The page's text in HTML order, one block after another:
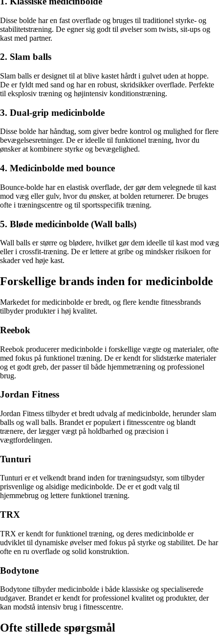
Disse bolde har en fast overflade og bruges til traditionel styrke- og
stabilitetstræning. De egner sig godt til øvelser som twists, sit-ups og
kast med partner.
2. Slam balls
Slam balls er designet til at blive kastet hårdt i gulvet uden at hoppe.
De er fyldt med sand og har en robust, skridsikker overflade. Perfekte
til eksplosiv træning og højintensiv konditionstræning.
3. Dual-grip medicinbolde
Disse bolde har håndtag, som giver bedre kontrol og mulighed for flere
bevægelsesretninger. De er ideelle til funktionel træning, hvor du
ønsker at kombinere styrke og bevægelighed.
4. Medicinbolde med bounce
Bounce-bolde har en elastisk overflade, der gør dem velegnede til kast
mod væg eller gulv, hvor du ønsker, at bolden returnerer. De bruges
ofte i træningscentre og til sportsspecifik træning.
5. Bløde medicinbolde (Wall balls)
Wall balls er større og blødere, hvilket gør dem ideelle til kast mod væg
eller i crossfit-træning. De er lettere at gribe og mindsker risikoen for
skader ved høje kast.
Forskellige brands inden for medicinbolde
Markedet for medicinbolde er bredt, og flere kendte fitnessbrands
tilbyder produkter i høj kvalitet.
Reebok
Reebok producerer medicinbolde i forskellige vægte og materialer, ofte
med fokus på funktionel træning. De er kendt for slidstærke materialer
og et godt greb, der passer til både hjemmetræning og professionel
brug.
Jordan Fitness
Jordan Fitness tilbyder et bredt udvalg af medicinbolde, herunder slam
balls og wall balls. Brandet er populært i fitnesscentre og blandt
trænere, der lægger vægt på holdbarhed og præcision i
vægtfordelingen.
Tunturi
Tunturi er et velkendt brand inden for træningsudstyr, som tilbyder
prisvenlige og alsidige medicinbolde. De er et godt valg til
hjemmebrug og lettere funktionel træning.
TRX
TRX er kendt for funktionel træning, og deres medicinbolde er
udviklet til dynamiske øvelser med fokus på styrke og stabilitet. De har
ofte en ru overflade og solid konstruktion.
Bodytone
Bodytone tilbyder medicinbolde i både klassiske og specialiserede
udgaver. Brandet er kendt for professionel kvalitet og produkter, der
kan modstå intensiv brug i fitnesscentre.
Ofte stillede spørgsmål